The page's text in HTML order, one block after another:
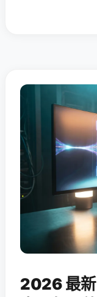
2026 最